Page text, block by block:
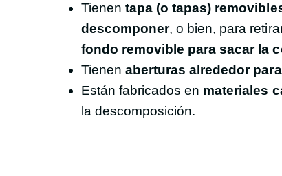
Tienen tapa (o tapas)
descomponer, o bien, para
fondo removible para sacar la
Tienen aberturas alrededor
Están fabricados en materiales
la descomposición.